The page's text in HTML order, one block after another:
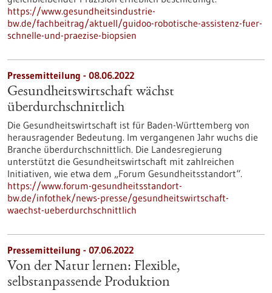
https://www.gesundheitsindustrie-
bw.de/fachbeitrag/aktuell/guidoo-robotische-assistenz-fuer-
schnelle-und-praezise-biopsien
Pressemitteilung - 08.06.2022
Gesundheitswirtschaft wächst
überdurchschnittlich
Die Gesundheitswirtschaft ist für Baden-Württemberg von
herausragender Bedeutung. Im vergangenen Jahr wuchs die
Branche überdurchschnittlich. Die Landesregierung
unterstützt die Gesundheitswirtschaft mit zahlreichen
Initiativen, wie etwa dem „Forum Gesundheitsstandort“.
https://www.forum-gesundheitsstandort-
bw.de/infothek/news-presse/gesundheitswirtschaft-
waechst-ueberdurchschnittlich
Pressemitteilung - 07.06.2022
Von der Natur lernen: Flexible,
selbstanpassende Produktion